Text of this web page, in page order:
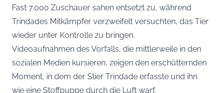
Fast 7.000 Zuschauer sahen entsetzt zu, während
Trindades Mitkämpfer verzweifelt versuchten, das Tier
wieder unter Kontrolle zu bringen.
Videoaufnahmen des Vorfalls, die mittlerweile in den
sozialen Medien kursieren, zeigen den erschütternden
Moment, in dem der Stier Trindade erfasste und ihn
wie eine Stoffpuppe durch die Luft warf.